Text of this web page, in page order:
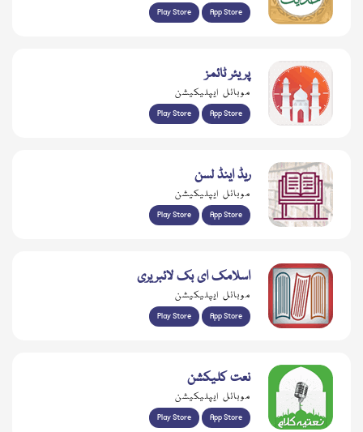
Play Store App Store
پریئر ٹائمز
موبائل ایپلیکیشن
Play Store App Store
ریڈ اینڈ لسن
موبائل ایپلیکیشن
Play Store App Store
اسلامک ای بک لائبریری
موبائل ایپلیکیشن
Play Store App Store
نعت کلیکشن
موبائل ایپلیکیشن
Play Store App Store